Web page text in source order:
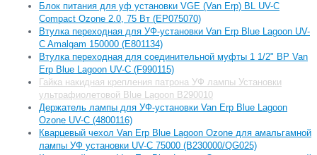
Блок питания для уф установки VGE (Van Erp) BL UV-C
Compact Ozone 2.0, 75 Вт (EP075070)
Втулка переходная для УФ-установки Van Erp Blue Lagoon UV-
C Amalgam 150000 (E801134)
Втулка переходная для соединительной муфты 1 1/2" ВР Van
Erp Blue Lagoon UV-C (F990115)
Гайка накидная крепления патрона УФ лампы Установки
ультрафиолетовой Blue Lagoon B290010
Держатель лампы для УФ-установки Van Erp Blue Lagoon
Ozone UV-C (4800116)
Кварцевый чехол Van Erp Blue Lagoon Ozone для амальгамной
лампы УФ установки UV-C 75000 (B230000/QG025)